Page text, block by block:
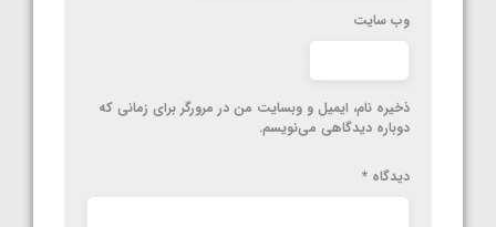
وب‌ سایت
ذخیره نام، ایمیل و وبسایت من در مرورگر برای زمانی که
دوباره دیدگاهی می‌نویسم.
دیدگاه *